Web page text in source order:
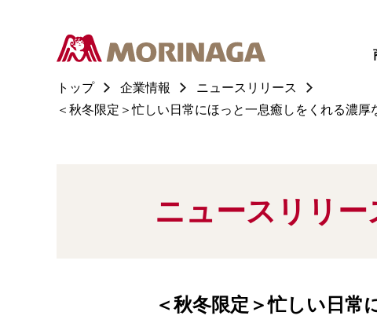
トップ 企業情報
ニュースリリース
＜秋冬限定＞忙しい日常にほっと一息癒しをくれる濃
ニュースリリー
＜秋冬限定＞忙しい日